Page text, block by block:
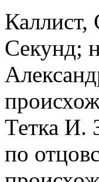
Секунд;
Тетка И.
по